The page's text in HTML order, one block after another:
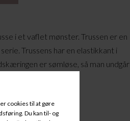
i et vaflet mønster. Trussen er en
Trussens har en elastikkant i
er sømløse, så man undgår